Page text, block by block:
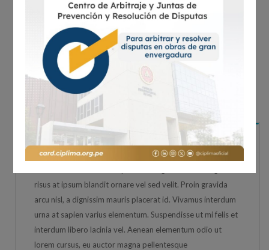
Income Statement
Morbi eros augue, euismod non posuere vel, accumsan at nulla.
Mauris sit amet tempus orci. Sed vel bibendum urna, in blandit
nunc. Praesent eget mauris auctor, efficitur justo sed, consectetur
dolor. Cras aliquet mi vitae convallis luctus. Aenean imperdiet mi
et eleifend efficitur
Brainstorming
risus at ipsum blandit ornare vel sed velit. Proin gravida
arcu nisl, a dignissim mauris placerat id. Vivamus interdum
urna at sapien varius elementum. Suspendisse ut mi felis et
interdum libero lacinia vel. Aenean elementum odio ut
lorem cursus, eu auctor magna pellentesque